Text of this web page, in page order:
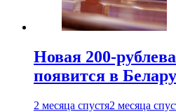
Новая 200-
появится в
2 месяца спустя2 месяца